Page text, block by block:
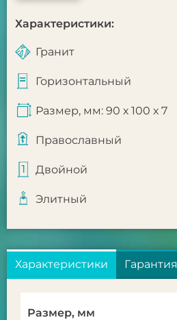
Характеристики:
Гранит
Горизонтальный
Размер, мм: 90 х 100 х 7
Православный
Двойной
Элитный
Характеристики Гарантия
Размер, мм